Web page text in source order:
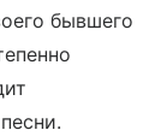
бывшего